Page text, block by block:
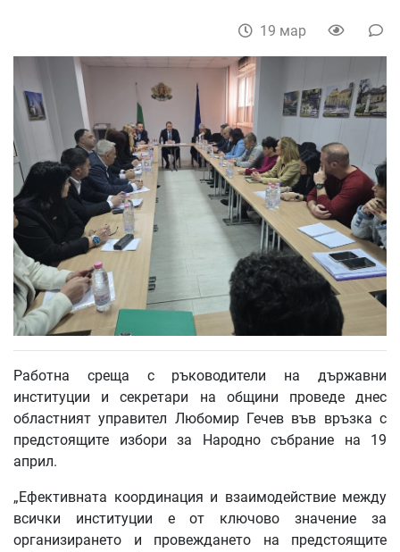
19 мар
Работна среща с ръководители на държавни
институции и секретари на общини проведе днес
областният управител Любомир Гечев във връзка с
предстоящите избори за Народно събрание на 19
април.
„Ефективната координация и взаимодействие между
всички институции е от ключово значение за
организирането и провеждането на предстоящите